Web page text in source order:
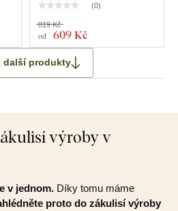
(0)
od 609 Kč
819 Kč
další produkty
výroby v
v jednom. Díky tomu máme
proto do zákulisí výroby